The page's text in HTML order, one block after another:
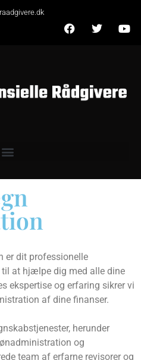
er dit professionelle
at hjælpe dig med alle dine
ekspertise og erfaring sikrer vi
af dine finanser.
herunder
og
team af erfarne revisorer og